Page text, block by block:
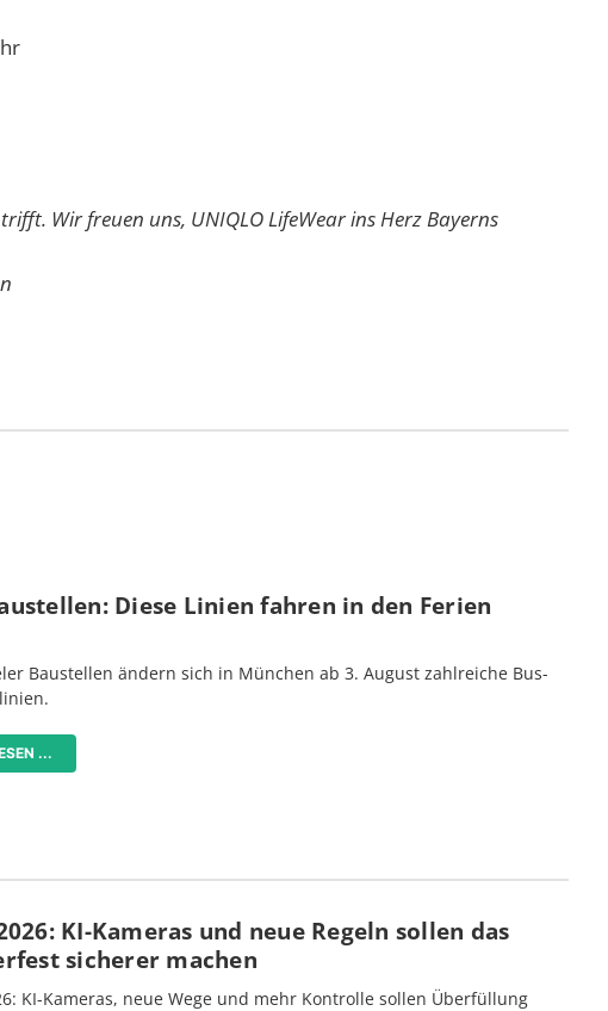
Wir freuen uns, UNIQLO LifeWear ins Herz Bayerns
Diese Linien fahren in den Ferien
Baustellen ändern sich in München ab 3. August zahlreiche Bus-
...
KI-Kameras und neue Regeln sollen das
sicherer machen
KI-Kameras, neue Wege und mehr Kontrolle sollen Überfüllung